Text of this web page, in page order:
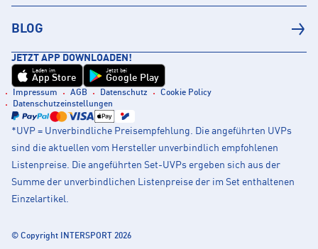
BLOG
JETZT APP DOWNLOADEN!
Laden im
App Store
Jetzt bei
Google Play
Impressum AGB Datenschutz
Cookie Policy
Datenschutzeinstellungen
*UVP = Unverbindliche Preisempfehlung. Die angeführten UVPs
sind die aktuellen vom Hersteller unverbindlich empfohlenen
Listenpreise. Die angeführten Set-UVPs ergeben sich aus der
Summe der unverbindlichen Listenpreise der im Set enthaltenen
Einzelartikel.
© Copyright INTERSPORT 2026